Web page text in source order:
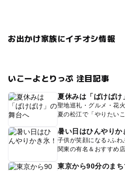
お出かけ家族にイチオシ情報
いこーよとりっぷ 注目記事
夏休みは「ばけばけ
聖地巡礼・グルメ・花
夏の松江で「やりたい
暑い日はひんやりか
子供が笑顔になる♪ふわ
関東の有名＆おすすめ
東京から90分のまち